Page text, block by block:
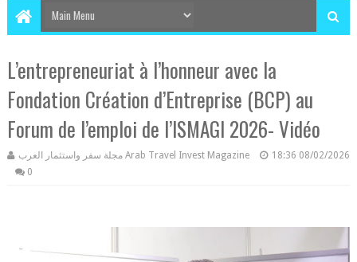
L’entrepreneuriat à l’honneur avec la
Fondation Création d’Entreprise (BCP) au
Forum de l’emploi de l’ISMAGI 2026- Vidéo
مجلة سفر واستثمار العرب Arab Travel Invest Magazine 18:36 08/02/2026
0